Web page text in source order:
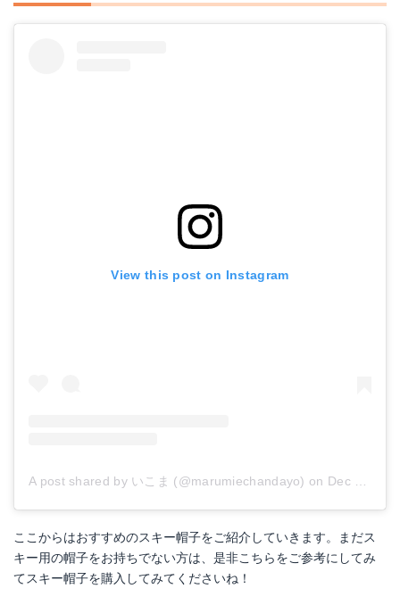
View this post on Instagram
A post shared by いこま (@marumiechandayo) on Dec 30, 2017 at 11:27am PST
ここからはおすすめのスキー帽子をご紹介していきます。まだス
キー用の帽子をお持ちでない方は、是非こちらをご参考にしてみ
てスキー帽子を購入してみてくださいね！